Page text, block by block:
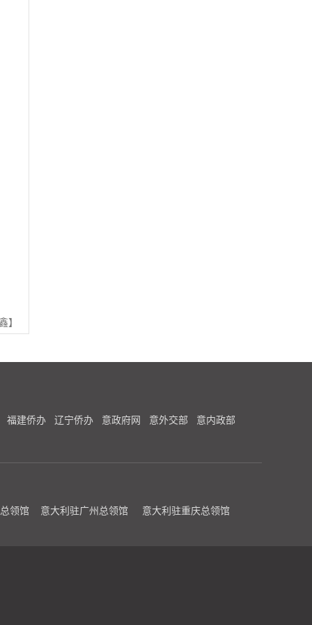
】
福建侨办 辽宁侨办 意政府网 意外交部 意内政部
领馆 意大利驻广州总领馆 意大利驻重庆总领馆